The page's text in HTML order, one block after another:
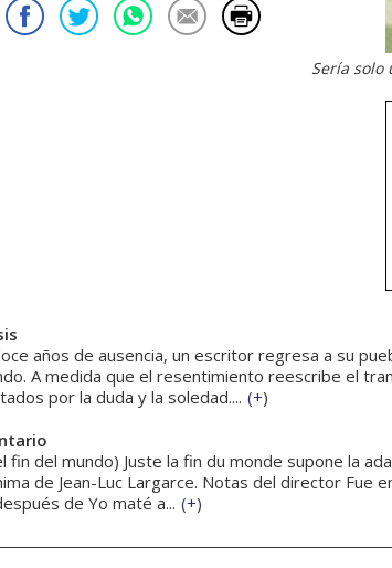
Sería
años de ausencia, un escritor regresa a su
A medida que el resentimiento reescribe el
por la duda y la soledad.... (+)
fin del mundo) Juste la fin du monde supone la
de Jean-Luc Largarce. Notas del director Fue
de Yo maté a... (+)